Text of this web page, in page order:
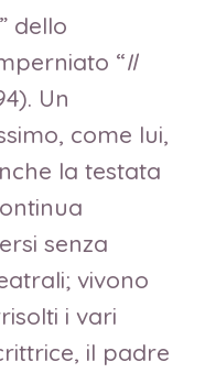
dello
“Il
Un
come lui,
la testata
senza
vivono
i vari
il padre